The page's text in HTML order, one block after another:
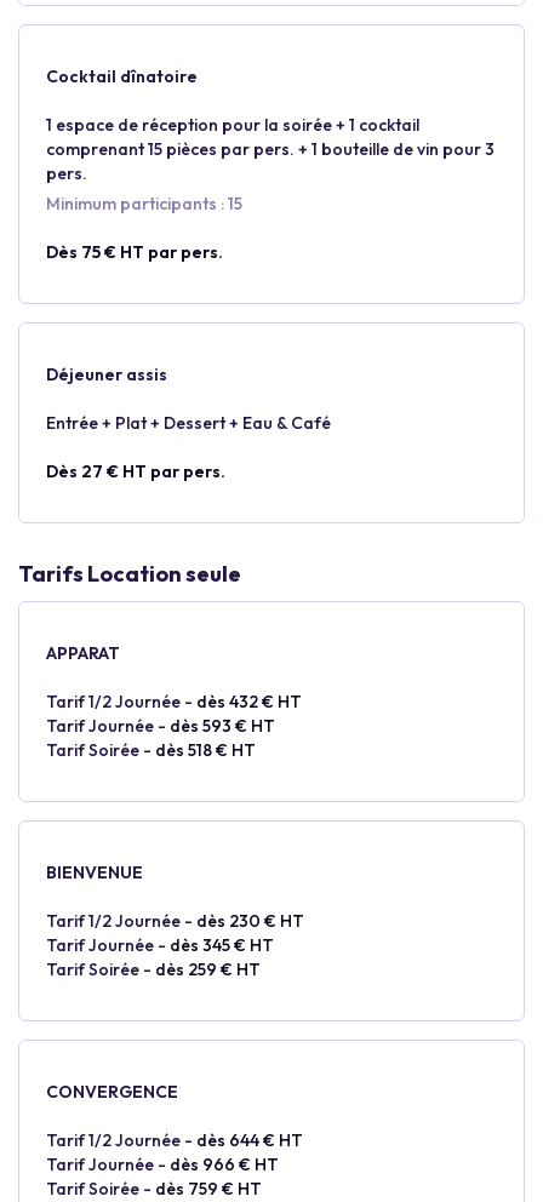
Cocktail dînatoire
1 espace de réception pour la soirée + 1 cocktail
comprenant 15 pièces par pers. + 1 bouteille de vin pour 3
pers.
Minimum participants : 15
Dès 75 € HT par pers.
Déjeuner assis
Entrée + Plat + Dessert + Eau & Café
Dès 27 € HT par pers.
Tarifs Location seule
APPARAT
Tarif 1/2 Journée - dès 432 € HT
Tarif Journée - dès 593 € HT
Tarif Soirée - dès 518 € HT
BIENVENUE
Tarif 1/2 Journée - dès 230 € HT
Tarif Journée - dès 345 € HT
Tarif Soirée - dès 259 € HT
CONVERGENCE
Tarif 1/2 Journée - dès 644 € HT
Tarif Journée - dès 966 € HT
Tarif Soirée - dès 759 € HT